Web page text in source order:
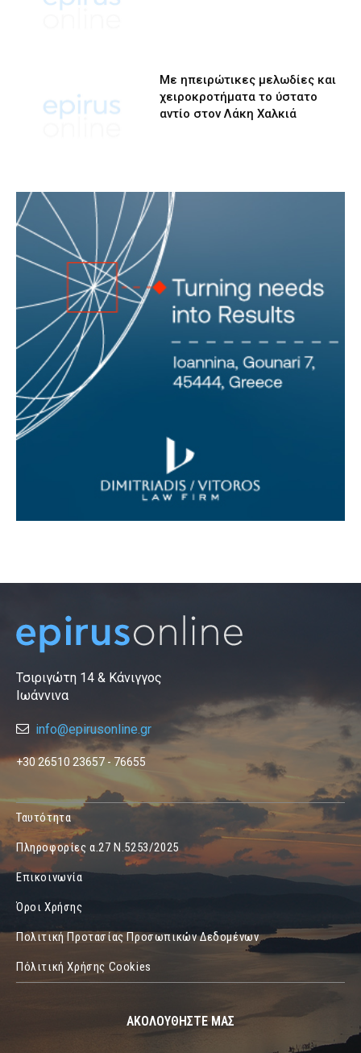
Με ηπειρώτικες μελωδίες και
χειροκροτήματα το ύστατο
αντίο στον Λάκη Χαλκιά
Τσιριγώτη 14 & Κάνιγγος
Ιωάννινα
info@epirusonline.gr
+30 26510 23657 - 76655
Ταυτότητα
Πληροφορίες α.27 Ν.5253/2025
Επικοινωνία
Όροι Χρήσης
Πολιτική Προτασίας Προσωπικών Δεδομένων
Πόλιτική Χρήσης Cookies
ΑΚΟΛΟΥΘΗΣΤΕ ΜΑΣ